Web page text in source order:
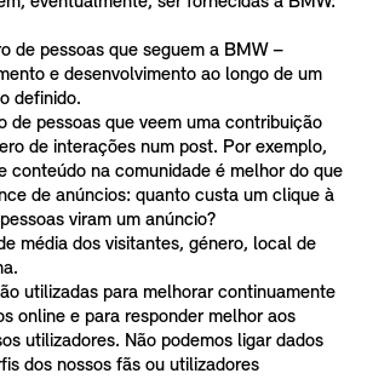
de pessoas que seguem a BMW –
e desenvolvimento ao longo de um
definido.
de pessoas que veem uma contribuição
de interações num post. Por exemplo,
conteúdo na comunidade é melhor do que
de anúncios: quanto custa um clique à
viram um anúncio?
média dos visitantes, género, local de
utilizadas para melhorar continuamente
online e para responder melhor aos
utilizadores. Não podemos ligar dados
dos nossos fãs ou utilizadores